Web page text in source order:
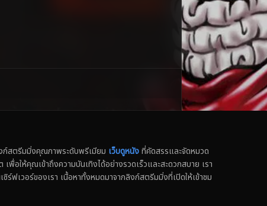
สตรีมมิ่งคุณภาพระดับพรีเมียม เว็บดูหนังที่คัดสรรและจัดหมวด
พื่อให้คุณเข้าถึงความบันเทิงได้อย่างรวดเร็วและสะดวกสบาย เรา
ร์ฟเวอร์ของเรา เนื้อหาทั้งหมดมาจากลิงก์สตรีมมิ่งที่เปิดให้เข้าชม